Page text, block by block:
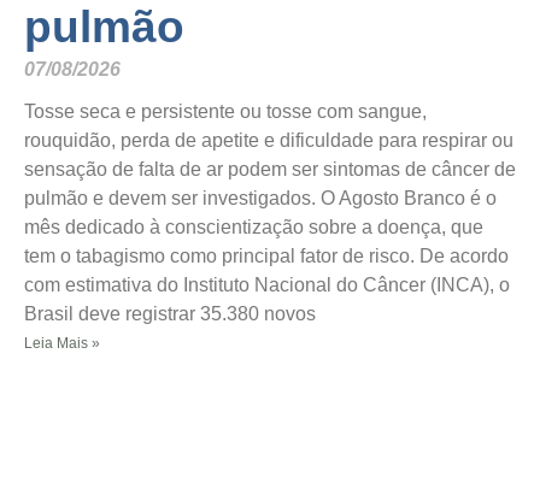
pulmão
07/08/2026
Tosse seca e persistente ou tosse com sangue,
rouquidão, perda de apetite e dificuldade para respirar ou
sensação de falta de ar podem ser sintomas de câncer de
pulmão e devem ser investigados. O Agosto Branco é o
mês dedicado à conscientização sobre a doença, que
tem o tabagismo como principal fator de risco. De acordo
com estimativa do Instituto Nacional do Câncer (INCA), o
Brasil deve registrar 35.380 novos
Leia Mais »